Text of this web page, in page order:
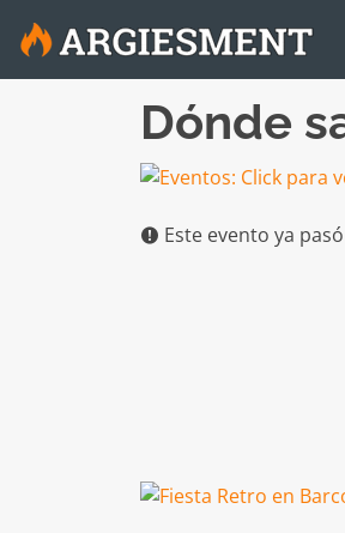
Dónde
Este evento ya